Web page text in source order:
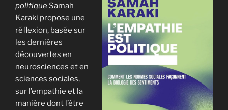
politique Samah
Karaki propose une
réflexion, basée sur
les dernières
découvertes en
neurosciences et en
sciences sociales,
sur l’empathie et la
manière dont l’être